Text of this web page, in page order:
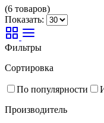
(6 товаров)
Показать:
Фильтры
Сортировка
По популярности
Производитель